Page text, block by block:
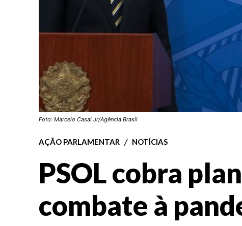
Foto: Marcelo Casal Jr/Agência Brasil
AÇÃO PARLAMENTAR NOTÍCIAS
PSOL cobra
combate à